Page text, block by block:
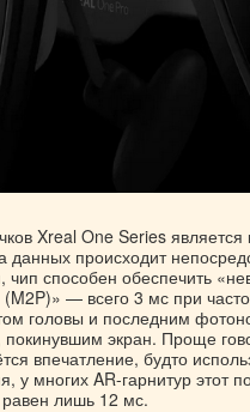
Xreal One Series
данных происходит
способен обеспечить
— всего 3 мс при
головы и последним
экран. Проще
впечатление, будто
у многих AR-гарнитур этот
лишь 12 мс.